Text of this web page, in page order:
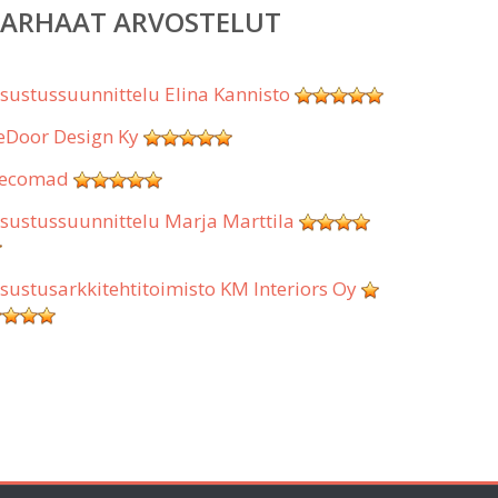
ARVOSTELUT
Elina Kannisto
Design Ky
Marja Marttila
KM Interiors Oy